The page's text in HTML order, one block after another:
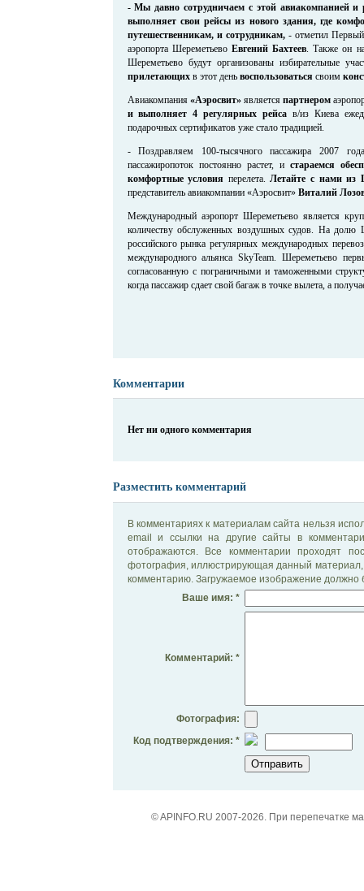
- Мы давно сотрудничаем с этой авиакомпанией и
выполняет свои рейсы из нового здания, где
путешественникам, и сотрудникам,- отметил Первый
аэропорта Шереметьево Евгений Бахтеев . Также он
Шереметьево будут организованы избирательные
прилетающихв этот день воспользоваться своим
Авиакомпания «Аэросвит»являетсяпартнером
и выполняет 4 регулярных рейса в/из Киева
подарочных сертификатов уже стало традицией.
- Поздравляем 100-тысячного пассажира 2007
пассажиропоток постоянно растет, и стараемся
комфортные условия перелета.Летайте с нами из
представитель авиакомпании «Аэросвит» Виталий
Международный аэропорт Шереметьево является
количеству обслуженных воздушных судов. На долю
российского рынка регулярных международных
международного альянса SkyTeam. Шереметьево
согласованную с пограничными и таможенными
когда пассажир сдает свой багаж в точке вылета, а
Комментарии
Нет ни одного комментария
Разместить комментарий
В комментариях к материалам сайта нельзя
email и ссылки на другие сайты в
отображаются. Все комментарии проходят
фотография, иллюстрирующая данный материал,
комментарию. Загружаемое изображение должно
Ваше имя: *
Комментарий: *
Фотография:
Код подтверждения: *
© APINFO.RU 2007-2026. При перепечатке